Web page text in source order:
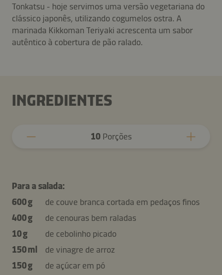
Tonkatsu - hoje servimos uma versão vegetariana do
clássico japonês, utilizando cogumelos ostra. A
marinada Kikkoman Teriyaki acrescenta um sabor
autêntico à cobertura de pão ralado.
INGREDIENTES
10Porções
Para a salada:
600 g
de couve branca cortada em pedaços finos
400 g
de cenouras bem raladas
10 g
de cebolinho picado
150 ml
de vinagre de arroz
150 g
de açúcar em pó